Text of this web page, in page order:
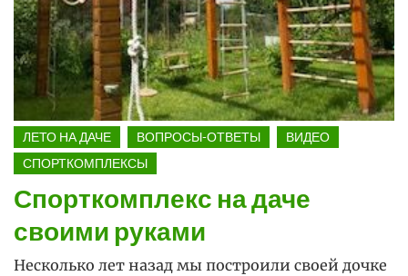
ЛЕТО НА ДАЧЕ ВОПРОСЫ-ОТВЕТЫ
ВИДЕО
СПОРТКОМПЛЕКСЫ
Спорткомплекс на даче
своими руками
Несколько лет назад мы построили своей дочке